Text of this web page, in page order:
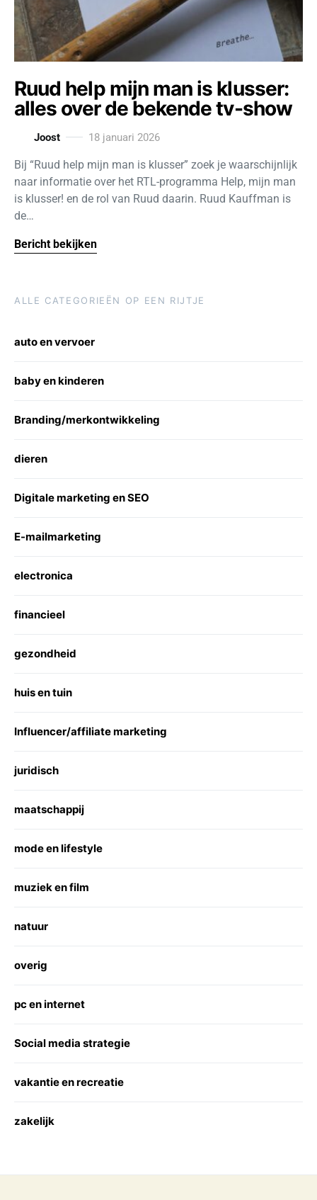
Ruud help mijn man is klusser:
alles over de bekende tv-show
Joost 18 januari 2026
Bij “Ruud help mijn man is klusser” zoek je waarschijnlijk
naar informatie over het RTL-programma Help, mijn man
is klusser! en de rol van Ruud daarin. Ruud Kauffman is
de…
Bericht bekijken
ALLE CATEGORIEËN OP EEN RIJTJE
auto en vervoer
baby en kinderen
Branding/merkontwikkeling
dieren
Digitale marketing en SEO
E-mailmarketing
electronica
financieel
gezondheid
huis en tuin
Influencer/affiliate marketing
juridisch
maatschappij
mode en lifestyle
muziek en film
natuur
overig
pc en internet
Social media strategie
vakantie en recreatie
zakelijk